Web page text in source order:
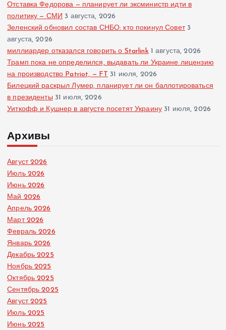
Отставка Федорова — планирует ли эксминистр идти в
политику — СМИ 3 августа, 2026
Зеленский обновил состав СНБО: кто покинул Совет 3
августа, 2026
миллиардер отказался говорить о Starlink 1 августа, 2026
Трамп пока не определился, выдавать ли Украине лицензию
на производство Patriot, — FT 31 июля, 2026
Билецкий раскрыл Лумер, планирует ли он баллотироваться
в президенты 31 июля, 2026
Уиткофф и Кушнер в августе посетят Украину 31 июля, 2026
Архивы
Август 2026
Июль 2026
Июнь 2026
Май 2026
Апрель 2026
Март 2026
Февраль 2026
Январь 2026
Декабрь 2025
Ноябрь 2025
Октябрь 2025
Сентябрь 2025
Август 2025
Июль 2025
Июнь 2025